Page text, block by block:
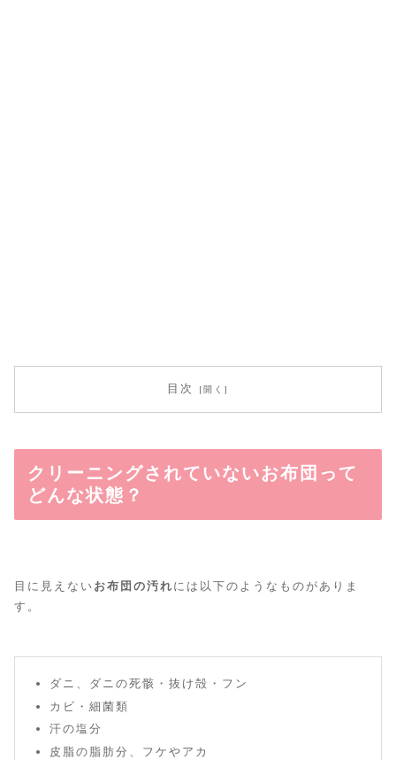
目次
クリーニングされていないお布団って
どんな状態？
目に見えないお布団の汚れには以下のようなものがありま
す。
ダニ、ダニの死骸・抜け殻・フン
カビ・細菌類
汗の塩分
皮脂の脂肪分、フケやアカ